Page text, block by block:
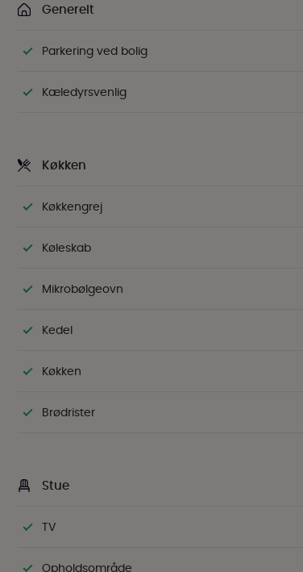
Generelt
Parkering ved bolig
Kæledyrsvenlig
Køkken
Køkkengrej
Køleskab
Mikrobølgeovn
Kedel
Køkken
Brødrister
Stue
TV
Opholdsområde